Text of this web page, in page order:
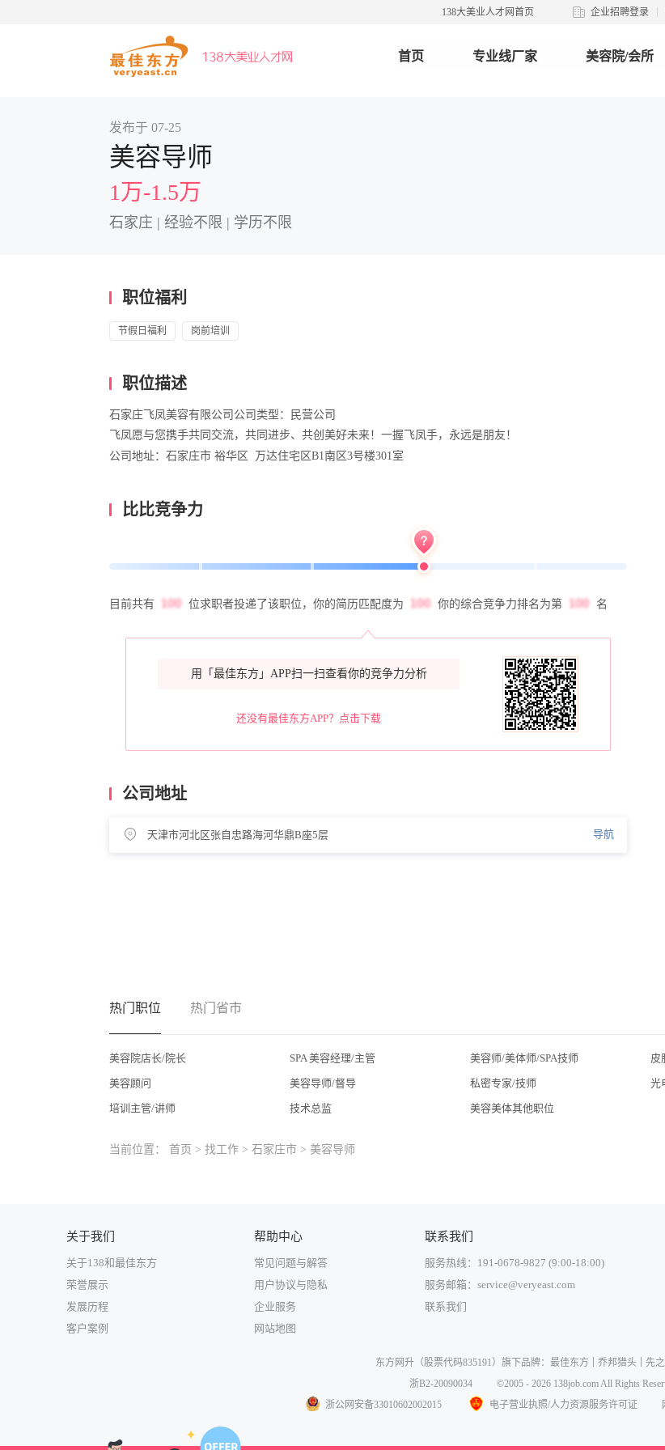
138大美业人才网首页 企业招聘登录
首页 专业线厂家 美容院/会所
发布于 07-25
美容导师
1万-1.5万
石家庄 | 经验不限 | 学历不限
职位福利
节假日福利 岗前培训
职位描述
石家庄飞凤美容有限公司公司类型：民营公司
飞凤愿与您携手共同交流，共同进步、共创美好未来！一握飞凤手，永远是朋友！
公司地址：石家庄市 裕华区 万达住宅区B1南区3号楼301室
比比竞争力
目前共有 位求职者投递了该职位，你的简历匹配度为 你的综合竞争力排名为第 名
用「最佳东方」APP扫一扫查看你的竞争力分析
还没有最佳东方APP？点击下载
公司地址
天津市河北区张自忠路海河华鼎B座5层 导航
热门职位 热门省市
美容院店长/院长 SPA 美容经理/主管 美容师/美体师/SPA技师 皮
美容顾问 美容导师/督导 私密专家/技师 光
培训主管/讲师 技术总监 美容美体其他职位
当前位置： 首页 > 找工作 > 石家庄市 > 美容导师
关于我们
关于138和最佳东方
荣誉展示
发展历程
客户案例
帮助中心
常见问题与解答
用户协议与隐私
企业服务
网站地图
联系我们
服务热线：191-0678-9827 (9:00-18:00)
服务邮箱：service@veryeast.com
联系我们
东方网升（股票代码835191）旗下品牌： 最佳东方 乔邦猎头 先
浙B2-20090034
©2005 - 2026 138job.com All Rights
浙公网安备33010602002015
电子营业执照/人力资源服务许可证
中国大
中国香港
中国澳